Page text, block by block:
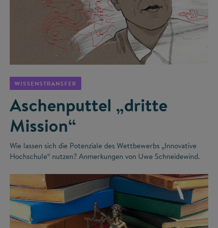
WISSENSTRANSFER
Aschenputtel „dritte
Mission“
Wie lassen sich die Potenziale des Wettbewerbs „Innovative
Hochschule“ nutzen? Anmerkungen von Uwe Schneidewind.